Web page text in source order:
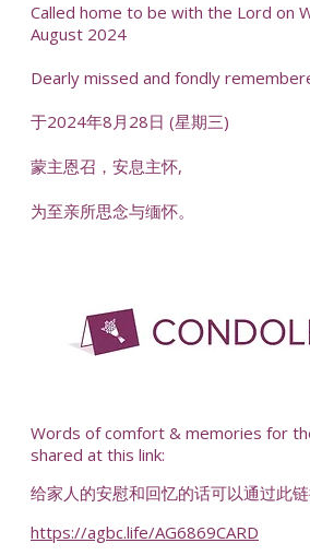
Called home to be with the Lord on
August 2024
Dearly missed and fondly
于2024年8月28日 (星期三)
蒙主恩召，安息主怀,
为至亲所思念与缅怀。
Words of comfort & memories for
shared at this link:
给家人的安慰和回忆的话可以通过此
https://agbc.life/AG6869CARD